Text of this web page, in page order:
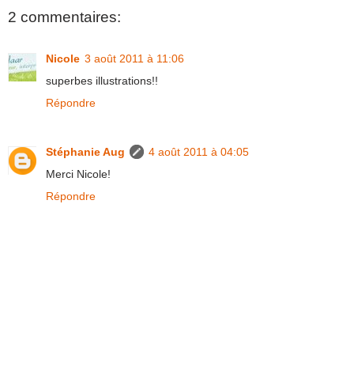
2 commentaires:
Nicole 3 août 2011 à 11:06
superbes illustrations!!
Répondre
Stéphanie Aug
4 août 2011 à 04:05
Merci Nicole!
Répondre